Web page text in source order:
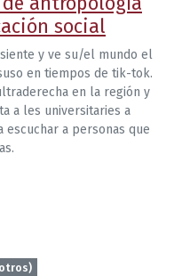
social
y ve su/el mundo el
en tiempos de tik-tok.
en la región y
a les universitaries a
escuchar a personas que